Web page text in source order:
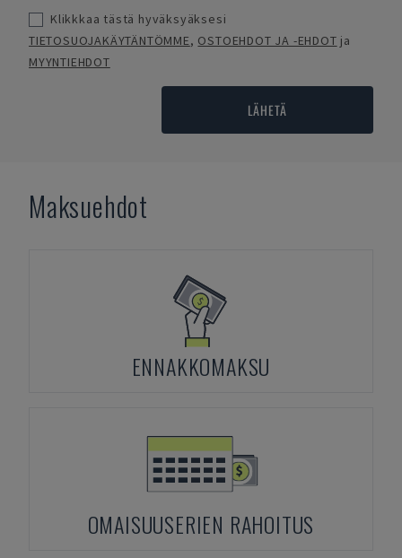
Klikkkaa tästä hyväksyäksesi
TIETOSUOJAKÄYTÄNTÖMME, OSTOEHDOT JA -EHDOT ja
MYYNTIEHDOT
LÄHETÄ
Maksuehdot
ENNAKKOMAKSU
OMAISUUSERIEN RAHOITUS